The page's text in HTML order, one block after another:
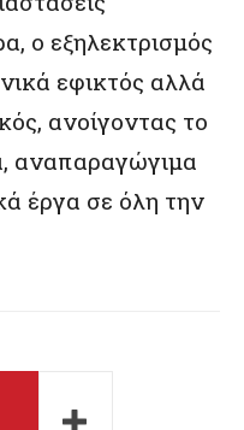
ο εξηλεκτρισμός
εφικτός αλλά
ανοίγοντας το
αναπαραγώγιμα
έργα σε όλη την